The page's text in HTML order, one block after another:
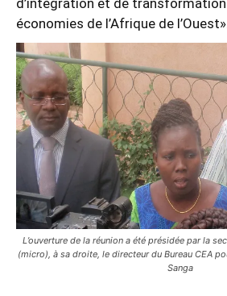
d’intégration et de
économies de l’Afrique de
L’ouverture de la réunion a été présidée par la
(micro), à sa droite, le directeur du Bureau CEA
Sanga